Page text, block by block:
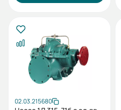
02.03.215680